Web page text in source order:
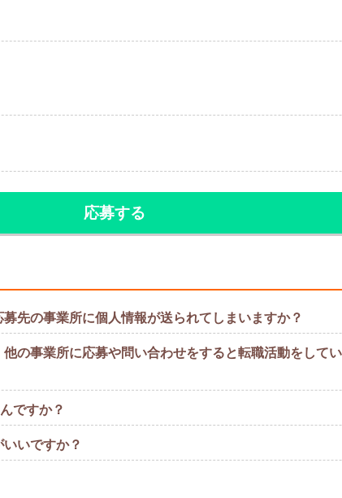
応募する
先の事業所に個人情報が送られてしまいますか？
の事業所に応募や問い合わせをすると転職活動をして
ですか？
いですか？